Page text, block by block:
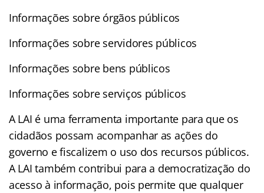
Informações sobre órgãos públicos
Informações sobre servidores públicos
Informações sobre bens públicos
Informações sobre serviços públicos
A LAI é uma ferramenta importante para que os
cidadãos possam acompanhar as ações do
governo e fiscalizem o uso dos recursos públicos.
A LAI também contribui para a democratização do
acesso à informação, pois permite que qualquer